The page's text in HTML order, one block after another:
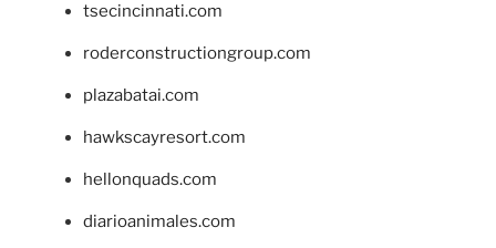
tsecincinnati.com
roderconstructiongroup.com
plazabatai.com
hawkscayresort.com
hellonquads.com
diarioanimales.com